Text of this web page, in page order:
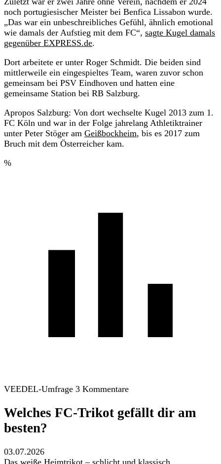
noch portugiesischer Meister bei Benfica Lissabon wurde.
„Das war ein unbeschreibliches Gefühl, ähnlich emotional
wie damals der Aufstieg mit dem FC“, sagte Kugel damals
gegenüber EXPRESS.de.
Dort arbeitete er unter Roger Schmidt. Die beiden sind
mittlerweile ein eingespieltes Team, waren zuvor schon
gemeinsam bei PSV Eindhoven und hatten eine
gemeinsame Station bei RB Salzburg.
Apropos Salzburg: Von dort wechselte Kugel 2013 zum 1.
FC Köln und war in der Folge jahrelang Athletiktrainer
unter Peter Stöger am Geißbockheim, bis es 2017 zum
Bruch mit dem Österreicher kam.
%
VEEDEL-Umfrage 3 Kommentare
Welches FC-Trikot gefällt dir am
besten?
03.07.2026